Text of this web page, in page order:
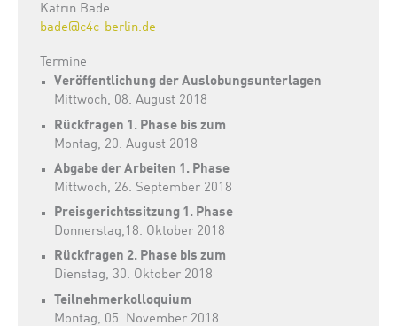
Katrin Bade
bade@c4c-berlin.de
Termine
Veröffentlichung der Auslobungsunterlagen
Mittwoch, 08. August 2018
Rückfragen 1. Phase bis zum
Montag, 20. August 2018
Abgabe der Arbeiten 1. Phase
Mittwoch, 26. September 2018
Preisgerichtssitzung 1. Phase
Donnerstag,18. Oktober 2018
Rückfragen 2. Phase bis zum
Dienstag, 30. Oktober 2018
Teilnehmerkolloquium
Montag, 05. November 2018